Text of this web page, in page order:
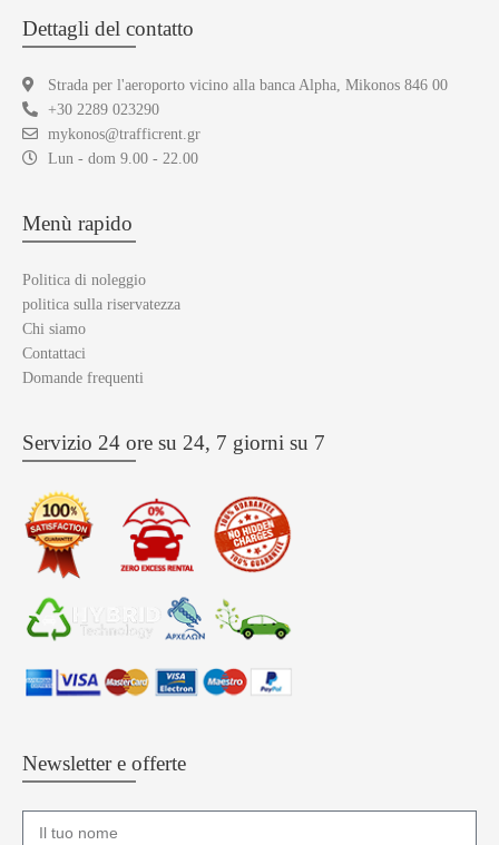
Dettagli del contatto
Strada per l'aeroporto vicino alla banca Alpha, Mikonos 846 00
+30 2289 023290
mykonos@trafficrent.gr
Lun - dom 9.00 - 22.00
Menù rapido
Politica di noleggio
politica sulla riservatezza
Chi siamo
Contattaci
Domande frequenti
Servizio 24 ore su 24, 7 giorni su 7
Newsletter e offerte